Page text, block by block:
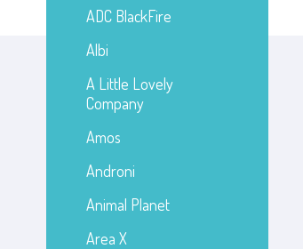
ADC BlackFire
Albi
A Little Lovely
Company
Amos
Androni
Animal Planet
Area X